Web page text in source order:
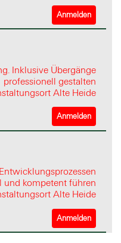
Anmelden
Inklusive Übergänge
professionell gestalten
Alte Heide
Anmelden
und kompetent führen
Alte Heide
Anmelden